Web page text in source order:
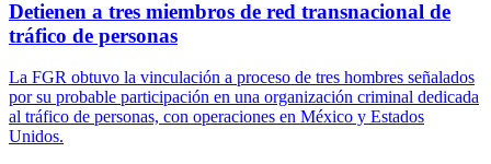
Detienen a tres miembros de red transnacional de
tráfico de personas
La FGR obtuvo la vinculación a proceso de tres hombres señalados
por su probable participación en una organización criminal dedicada
al tráfico de personas, con operaciones en México y Estados
Unidos.